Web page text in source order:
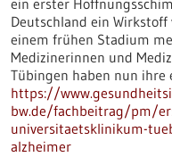
ein erster
Deutschland ein
einem frühen Stadium
Medizinerinnen und
Tübingen haben nun
https://
bw.de/fachbeitrag/pm/
universitaetsklinikum-
alzheimer